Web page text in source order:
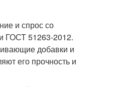
и спрос со
ГОСТ 51263-2012.
добавки и
его прочность и